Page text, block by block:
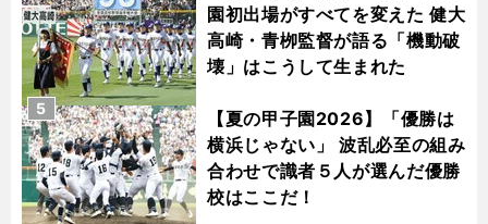
園初出場がすべてを変えた 健大
高崎・青栁監督が語る「機動破
壊」はこうして生まれた
【夏の甲子園2026】「優勝は
横浜じゃない」 波乱必至の組み
合わせで識者５人が選んだ優勝
校はここだ！
5